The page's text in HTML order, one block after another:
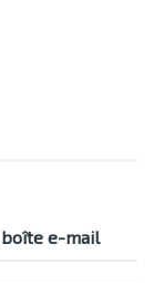
boîte e-mail